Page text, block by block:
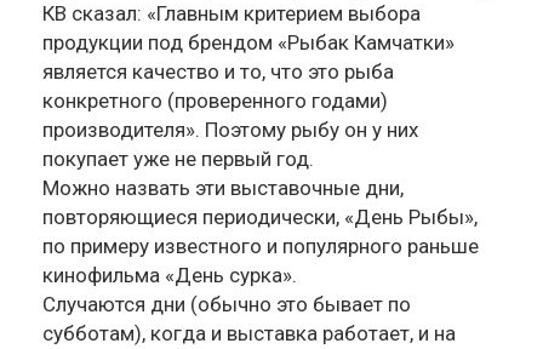
КВ сказал: «Главным критерием выбора
продукции под брендом «Рыбак Камчатки»
является качество и то, что это рыба
конкретного (проверенного годами)
производителя». Поэтому рыбу он у них
покупает уже не первый год.
Можно назвать эти выставочные дни,
повторяющиеся периодически, «День Рыбы»,
по примеру известного и популярного раньше
кинофильма «День сурка».
Случаются дни (обычно это бывает по
субботам), когда и выставка работает, и на